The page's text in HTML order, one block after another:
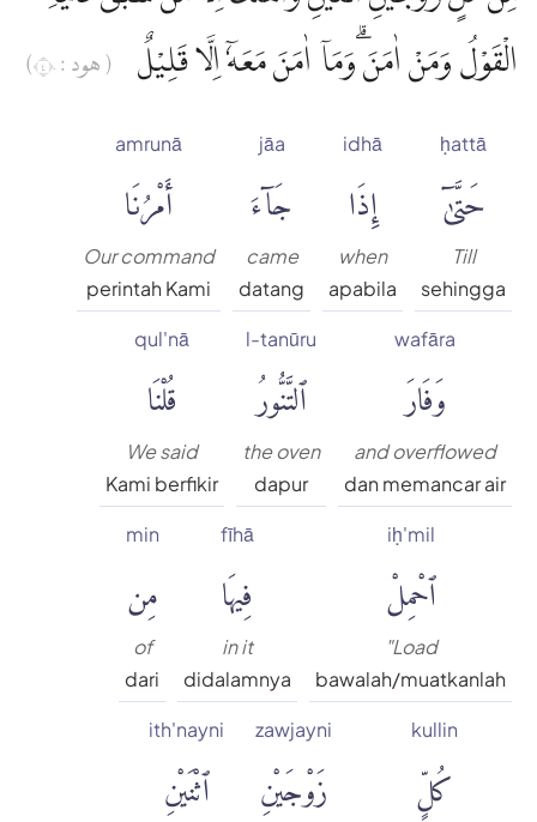
الْقَوْلُ وَمَنْ اٰمَنَ ۗوَمَآ اٰمَنَ مَعَهٗٓ اِلَّا قَلِيْلٌ
( هود : ٤٠)
ḥattā
حَتَّىٰٓ
Till
sehingga
idhā
إِذَا
when
apabila
jāa
جَآءَ
came
datang
amrunā
أَمْرُنَا
Our command
perintah Kami
wafāra
وَفَارَ
and overflowed
dan memancar air
l-tanūru
ٱلتَّنُّورُ
the oven
dapur
qul'nā
قُلْنَا
We said
Kami berfikir
iḥ'mil
ٱحْمِلْ
"Load
bawalah/muatkanlah
fīhā
فِيهَا
in it
didalamnya
min
مِن
of
dari
kullin
كُلٍّ
zawjayni
زَوْجَيْنِ
ith'nayni
ٱثْنَيْنِ